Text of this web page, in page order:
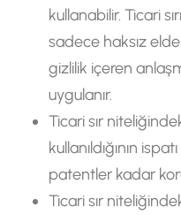
kullanabilir. Ticari
sadece haksız
gizlilik içeren
uygulanır.
Ticari sır
kullanıldığının
patentler kadar
Ticari sır